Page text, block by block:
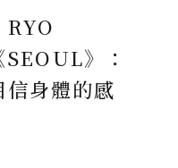
》：
身體的感